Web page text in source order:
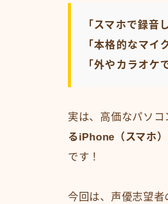
「スマホで録音
「本格的なマイ
「外やカラオケ
実は、高価なパソコ
るiPhone（スマホ
です！
今回は、声優志望者